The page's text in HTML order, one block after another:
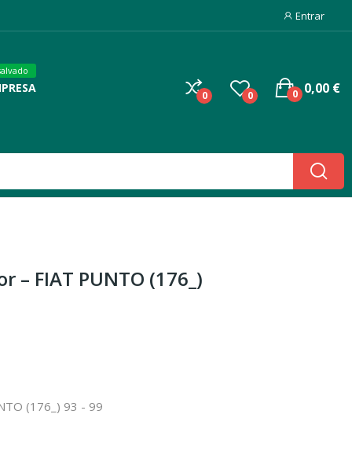
Entrar
0 0 0,00 €
0
FIAT PUNTO (176_)
(176_) 93 - 99